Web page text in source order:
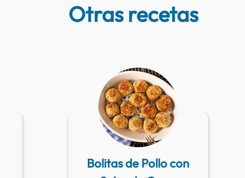
Otras recetas
Bolitas de Pollo con